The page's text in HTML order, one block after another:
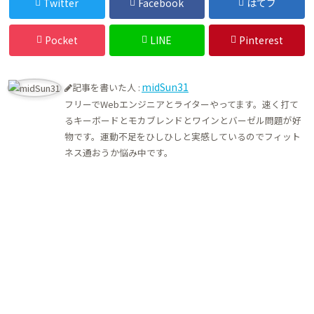
Pocket LINE Pinterest
記事を書いた人 : midSun31
フリーでWebエンジニアとライターやってます。速く打て
るキーボードとモカブレンドとワインとバーゼル問題が好
物です。運動不足をひしひしと実感しているのでフィット
ネス通おうか悩み中です。